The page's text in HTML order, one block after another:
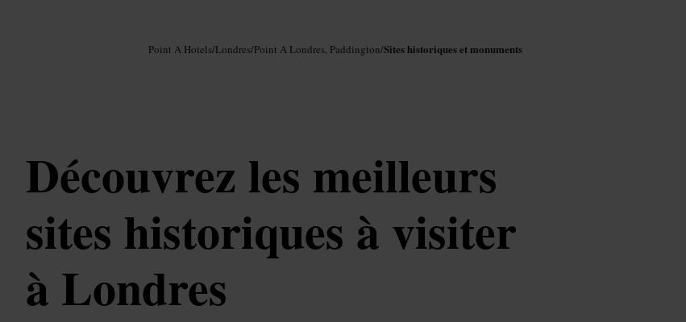
Point A Hotels/Londres/Point A Londres, Paddington/Sites historiques et monuments
Découvrez les meilleurs
sites historiques à visiter
à Londres